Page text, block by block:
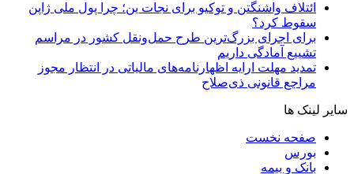
ائتلاف واشنگتن و توکیو برای نجات ین؛ چرا پول ملی ژاپن
سقوط کرد؟
برای اجرای بزرگ‌ترین طرح حمل‌ونقل کشور در مراسم
تشییع آمادگی داریم
تمدید مهلت ارایه اظهارنامه‌های مالیاتی در انتظار مجوز
مراجع قانونی ذی‌‏صلاح
سایر لینک ها
صفحه نخست
بورس
بانک و بیمه